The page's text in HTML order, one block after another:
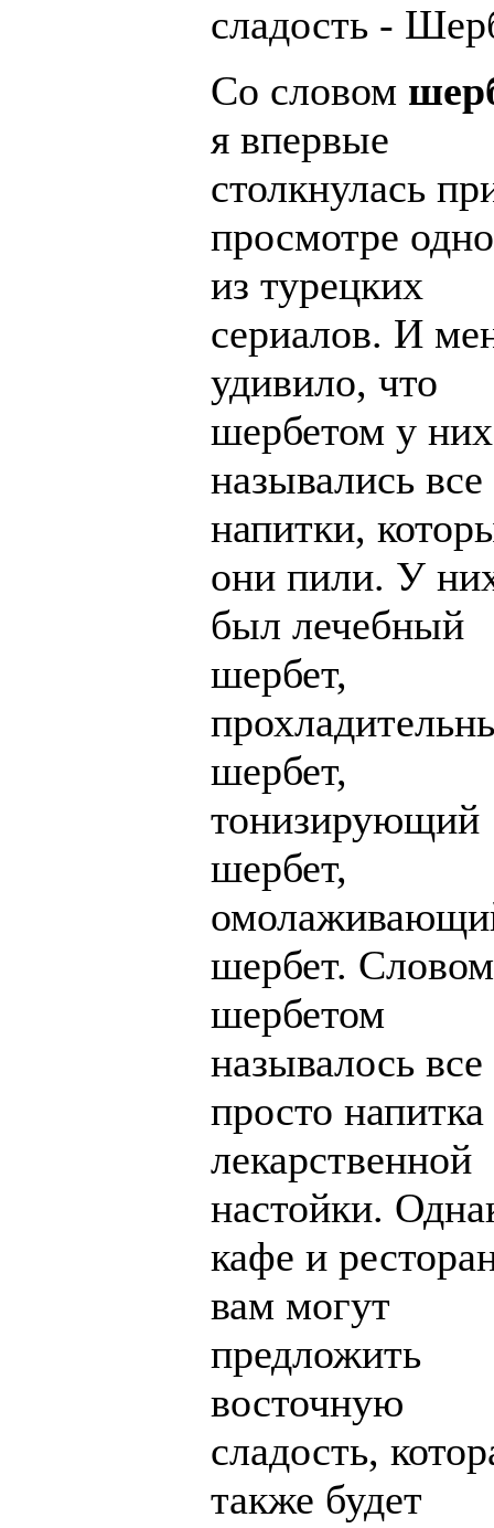
Со словом
я впервые
столкнулась
просмотре
из турецких
сериалов. И
удивило, что
шербетом у них
назывались все
напитки,
они пили. У
был лечебный
шербет,
шербет,
тонизирующий
шербет,
шербет. Словом
шербетом
называлось все
просто
лекарственной
настойки.
кафе и
вам могут
предложить
восточную
сладость,
также будет